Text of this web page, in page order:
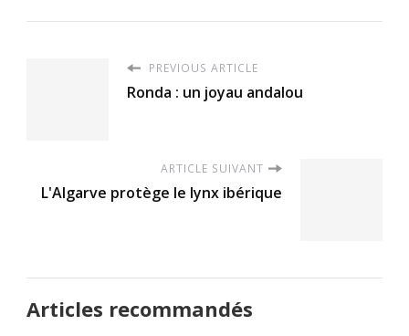
PREVIOUS ARTICLE
Ronda : un joyau andalou
ARTICLE SUIVANT
L'Algarve protège le lynx ibérique
Articles recommandés